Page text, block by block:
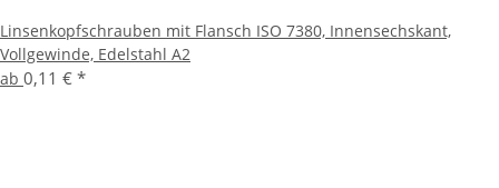
Linsenkopfschrauben mit Flansch ISO 7380, Innensechskant,
Vollgewinde, Edelstahl A2
ab 0,11 € *